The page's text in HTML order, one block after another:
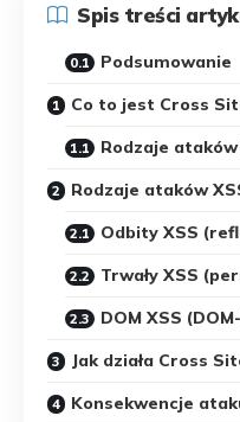
Spis treści
Podsumowanie
Co to jest Cross
Rodzaje ataków
Rodzaje ataków
Odbity XSS
Trwały XSS
DOM XSS
Jak działa Cross
Konsekwencje